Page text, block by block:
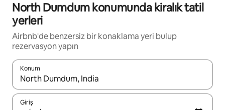
North Dumdum konumunda kiralık tatil
yerleri
Airbnb'de benzersiz bir konaklama yeri bulup
rezervasyon yapın
Konum
Sonuçlar kullanılabilir olduğunda yukarı ve aşağı oklarıyla
Giriş